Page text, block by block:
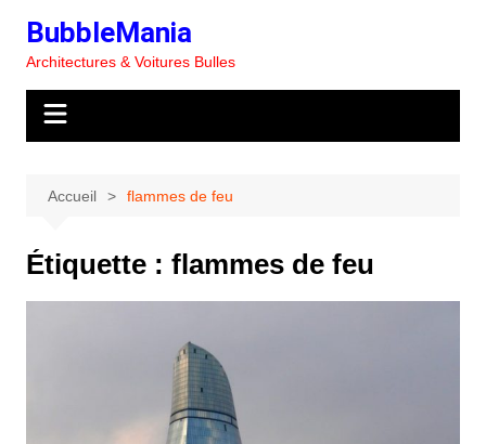
contenu
BubbleMania
Architectures & Voitures Bulles
Accueil flammes de feu
Étiquette : flammes de feu